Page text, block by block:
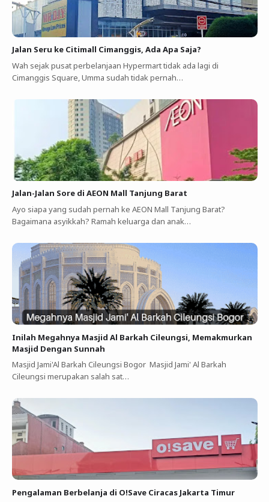
Jalan Seru ke Citimall Cimanggis, Ada Apa Saja?
Wah sejak pusat perbelanjaan Hypermart tidak ada lagi di
Cimanggis Square, Umma sudah tidak pernah…
Jalan-Jalan Sore di AEON Mall Tanjung Barat
Ayo siapa yang sudah pernah ke AEON Mall Tanjung Barat?
Bagaimana asyikkah? Ramah keluarga dan anak…
Inilah Megahnya Masjid Al Barkah Cileungsi, Memakmurkan
Masjid Dengan Sunnah
Masjid Jami'Al Barkah Cileungsi Bogor Masjid Jami' Al Barkah
Cileungsi merupakan salah sat…
Pengalaman Berbelanja di O!Save Ciracas Jakarta Timur